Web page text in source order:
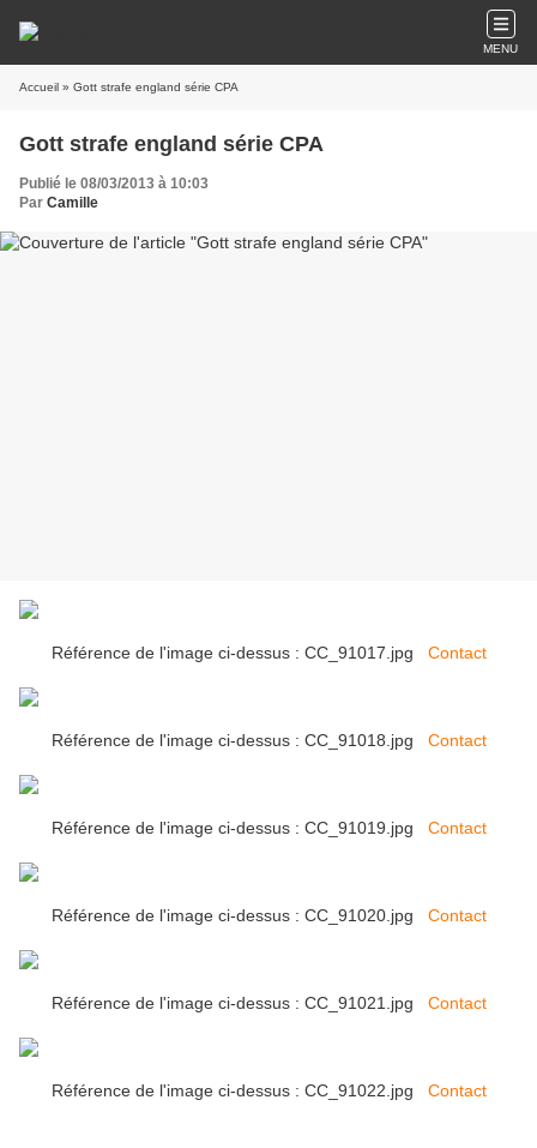
MENU
Accueil » Gott strafe england série CPA
Gott strafe england série CPA
Publié le 08/03/2013 à 10:03
Par Camille
Référence de l'image ci-dessus : CC_91017.jpg Contact
Référence de l'image ci-dessus : CC_91018.jpg Contact
Référence de l'image ci-dessus : CC_91019.jpg Contact
Référence de l'image ci-dessus : CC_91020.jpg Contact
Référence de l'image ci-dessus : CC_91021.jpg Contact
Référence de l'image ci-dessus : CC_91022.jpg Contact